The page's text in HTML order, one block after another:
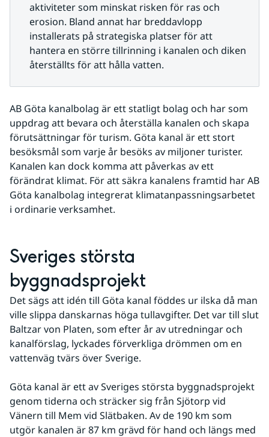
aktiviteter som minskat risken för ras och
erosion. Bland annat har breddavlopp
installerats på strategiska platser för att
hantera en större tillrinning i kanalen och diken
återställts för att hålla vatten.
AB Göta kanalbolag är ett statligt bolag och har som
uppdrag att bevara och återställa kanalen och skapa
förutsättningar för turism. Göta kanal är ett stort
besöksmål som varje år besöks av miljoner turister.
Kanalen kan dock komma att påverkas av ett
förändrat klimat. För att säkra kanalens framtid har AB
Göta kanalbolag integrerat klimatanpassningsarbetet
i ordinarie verksamhet.
Sveriges största
byggnadsprojekt
Det sägs att idén till Göta kanal föddes ur ilska då man
ville slippa danskarnas höga tullavgifter. Det var till slut
Baltzar von Platen, som efter år av utredningar och
kanalförslag, lyckades förverkliga drömmen om en
vattenväg tvärs över Sverige.
Göta kanal är ett av Sveriges största byggnadsprojekt
genom tiderna och sträcker sig från Sjötorp vid
Vänern till Mem vid Slätbaken. Av de 190 km som
utgör kanalen är 87 km grävd för hand och längs med